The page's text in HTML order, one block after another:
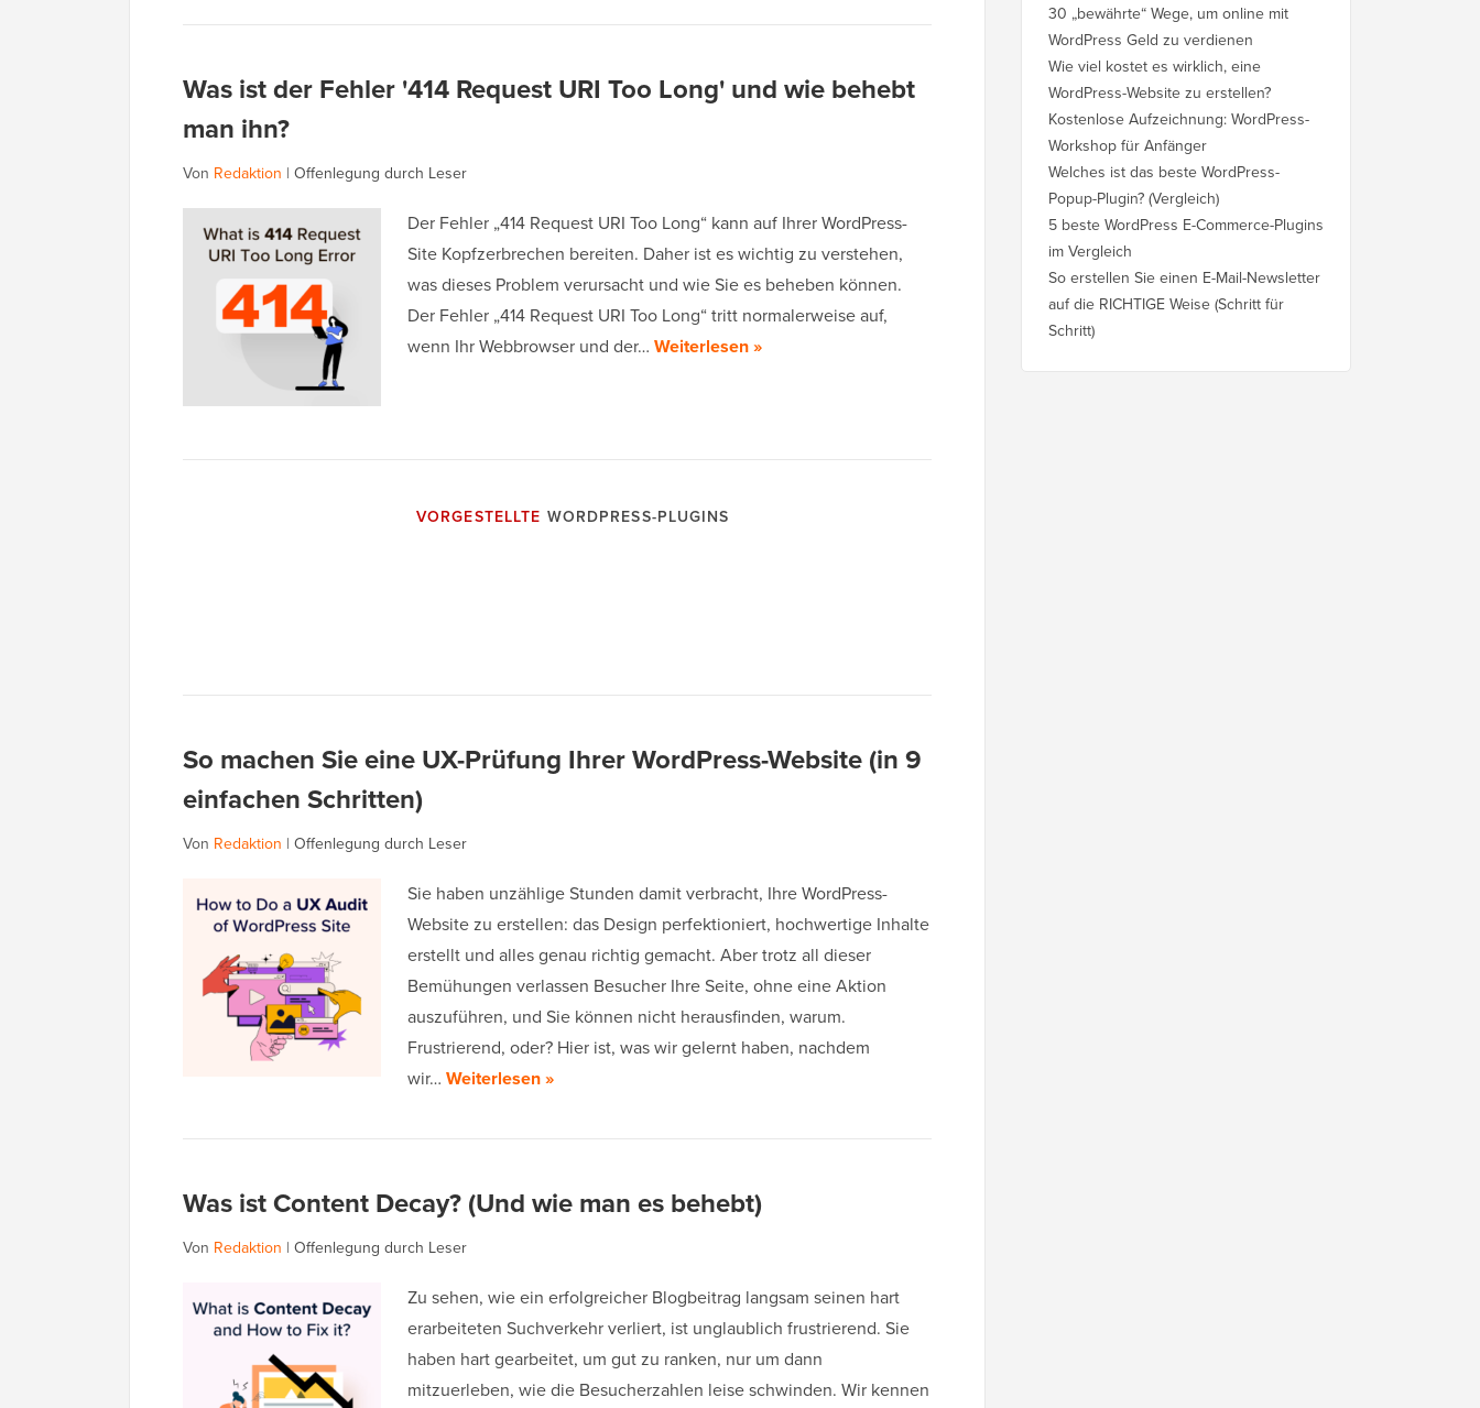
Was ist der Fehler '414 Request URI Too Long' und wie behebt
man ihn?
Von Redaktion | Offenlegung durch Leser
Der Fehler „414 Request URI Too Long“ kann auf Ihrer WordPress-
Site Kopfzerbrechen bereiten. Daher ist es wichtig zu verstehen,
was dieses Problem verursacht und wie Sie es beheben können.
Der Fehler „414 Request URI Too Long“ tritt normalerweise auf,
wenn Ihr Webbrowser und der… Weiterlesen »
VORGESTELLTE WORDPRESS-PLUGINS
So machen Sie eine UX-Prüfung Ihrer WordPress-Website (in 9
einfachen Schritten)
Von Redaktion | Offenlegung durch Leser
Sie haben unzählige Stunden damit verbracht, Ihre WordPress-
Website zu erstellen: das Design perfektioniert, hochwertige Inhalte
erstellt und alles genau richtig gemacht. Aber trotz all dieser
Bemühungen verlassen Besucher Ihre Seite, ohne eine Aktion
auszuführen, und Sie können nicht herausfinden, warum.
Frustrierend, oder? Hier ist, was wir gelernt haben, nachdem
wir… Weiterlesen »
Was ist Content Decay? (Und wie man es behebt)
Von Redaktion | Offenlegung durch Leser
Zu sehen, wie ein erfolgreicher Blogbeitrag langsam seinen hart
erarbeiteten Suchverkehr verliert, ist unglaublich frustrierend. Sie
haben hart gearbeitet, um gut zu ranken, nur um dann
mitzuerleben, wie die Besucherzahlen leise schwinden. Wir kennen
30 „bewährte“ Wege, um online mit
WordPress Geld zu verdienen
Wie viel kostet es wirklich, eine
WordPress-Website zu erstellen?
Kostenlose Aufzeichnung: WordPress-
Workshop für Anfänger
Welches ist das beste WordPress-
Popup-Plugin? (Vergleich)
5 beste WordPress E-Commerce-Plugins
im Vergleich
So erstellen Sie einen E-Mail-Newsletter
auf die RICHTIGE Weise (Schritt für
Schritt)